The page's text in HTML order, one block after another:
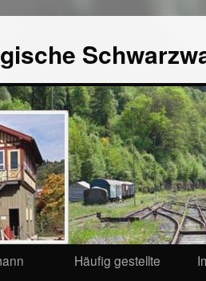
Häufig gestellte